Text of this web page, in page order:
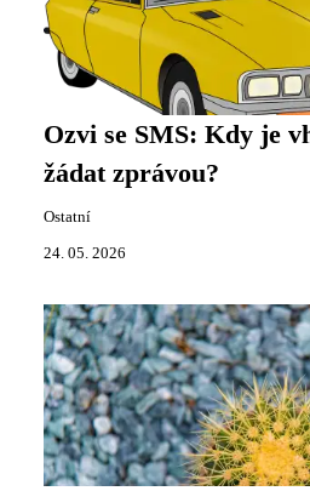
Ozvi se SMS: Kdy je
žádat zprávou?
Ostatní
24. 05. 2026